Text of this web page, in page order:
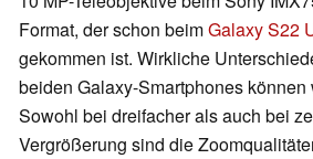
Format, der schon beimGalaxy S22
gekommen ist. Wirkliche
beiden Galaxy-Smartphones können
Sowohl bei dreifacher als auch bei
Vergrößerung sind die